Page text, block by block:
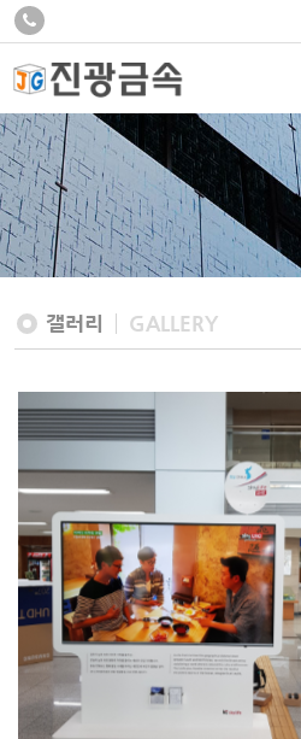
갤러리 GALLERY